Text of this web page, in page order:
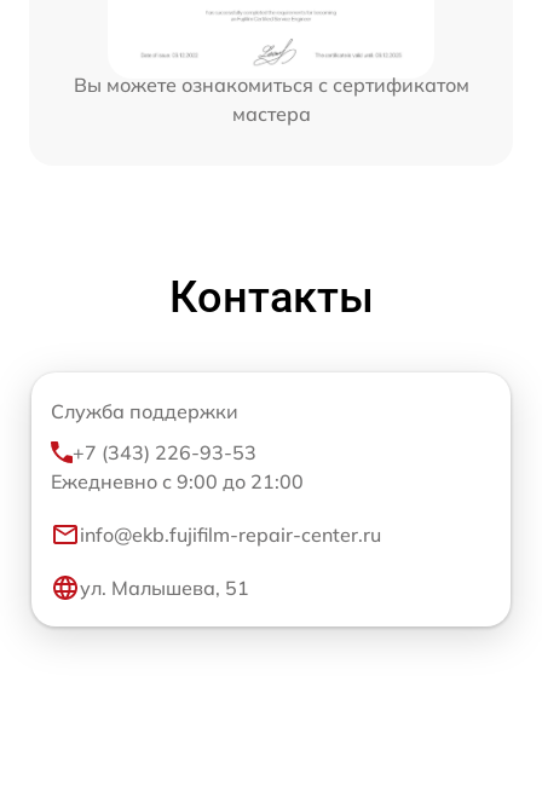
Вы можете ознакомиться с сертификатом
мастера
Контакты
Служба поддержки
+7 (343) 226-93-53
Ежедневно с 9:00 до 21:00
info@ekb.fujifilm-repair-center.ru
ул. Малышева, 51